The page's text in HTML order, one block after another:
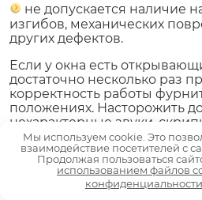
не допускается наличие
изгибов, механических
других дефектов.
Если у окна есть
достаточно несколько раз
корректность работы
положениях. Насторожить
нехарактерные звуки,
приложения больших
ручки. В закрытом
плотно прилегать к
сомнения лучше сразу
потребуется
Мы используем cookie. Это
взаимодействие посетителей с
Продолжая пользоваться
использованием файлов
конфиденциальности